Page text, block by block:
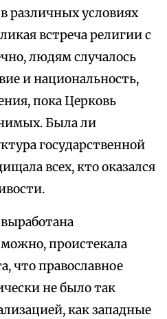
различных условиях
встреча религии с
людям случалось
и национальность,
пока Церковь
Была ли
государственной
всех, кто оказался
проистекала
что православное
не было так
как западные